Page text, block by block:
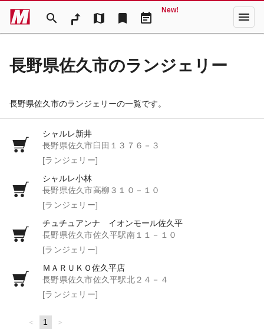
search map bookmark event_note
New! menu
長野県佐久市のランジェリー
長野県佐久市のランジェリーの一覧です。
シャルレ新井
長野県佐久市臼田１３７６－３
[ランジェリー]
シャルレ小林
長野県佐久市高柳３１０－１０
[ランジェリー]
チュチュアンナ イオンモール佐久平
長野県佐久市佐久平駅南１１－１０
[ランジェリー]
ＭＡＲＵＫＯ佐久平店
長野県佐久市佐久平駅北２４－４
[ランジェリー]
page
You're
1 page